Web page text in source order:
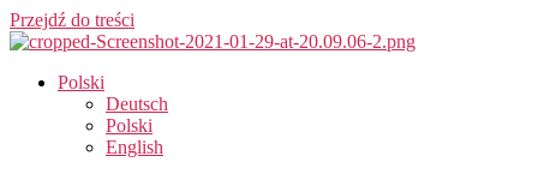
Przejdź do treści
Polski
Deutsch
Polski
English